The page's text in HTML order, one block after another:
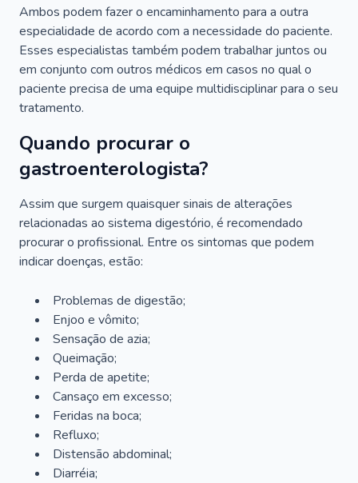
Ambos podem fazer o encaminhamento para a outra
especialidade de acordo com a necessidade do paciente.
Esses especialistas também podem trabalhar juntos ou
em conjunto com outros médicos em casos no qual o
paciente precisa de uma equipe multidisciplinar para o seu
tratamento.
Quando procurar o
gastroenterologista?
Assim que surgem quaisquer sinais de alterações
relacionadas ao sistema digestório, é recomendado
procurar o profissional. Entre os sintomas que podem
indicar doenças, estão:
Problemas de digestão;
Enjoo e vômito;
Sensação de azia;
Queimação;
Perda de apetite;
Cansaço em excesso;
Feridas na boca;
Refluxo;
Distensão abdominal;
Diarréia;